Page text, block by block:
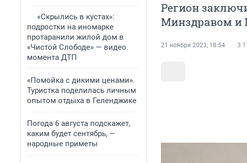
«Скрылись в кустах»:
подростки на иномарке
протаранили жилой дом в
«Чистой Слободе» — видео
момента ДТП
«Помойка с дикими ценами».
Туристка поделилась личным
опытом отдыха в Геленджике
Погода 6 августа подскажет,
каким будет сентябрь, —
народные приметы
Регион
Минздравом и
21 ноября 2023, 18:54 3